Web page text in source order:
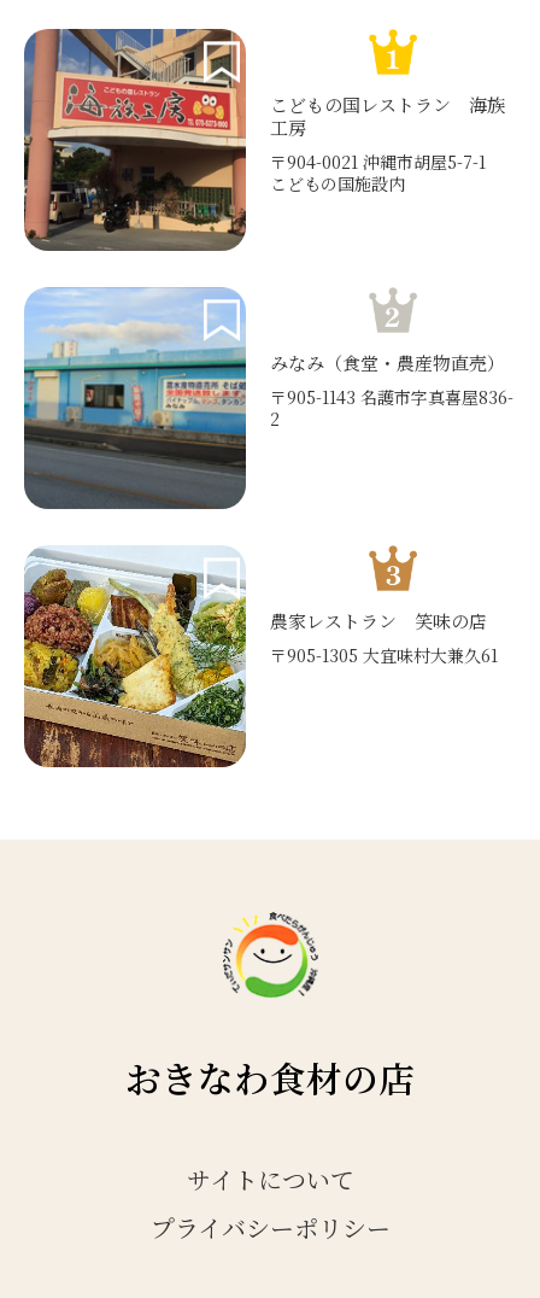
こどもの国レストラン 海族
工房
〒904-0021 沖縄市胡屋5-7-1
こどもの国施設内
みなみ（食堂・農産物直売）
〒905-1143 名護市字真喜屋836-
2
農家レストラン 笑味の店
〒905-1305 大宜味村大兼久61
おきなわ食材の店
サイトについて
プライバシーポリシー